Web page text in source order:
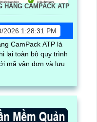
HÀNG CAMPACK ATP
2026 1:28:31 PM
CamPack ATP là
lại toàn bộ quy trình
mã vận đơn và lưu